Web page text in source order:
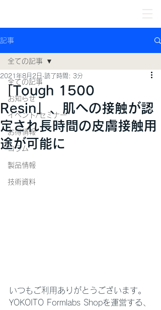
記事
全ての記事
お知らせ
イベント/セミナー
お得情報
コラム
製品情報
技術資料
全ての記事
「Tough 1500
Resin」、肌への接触が認
定され長時間の皮膚接触用
途が可能に
2021年8月2日 読了時間: 3分
いつもご利用ありがとうございます。
YOKOITO Formlabs Shopを運営する、